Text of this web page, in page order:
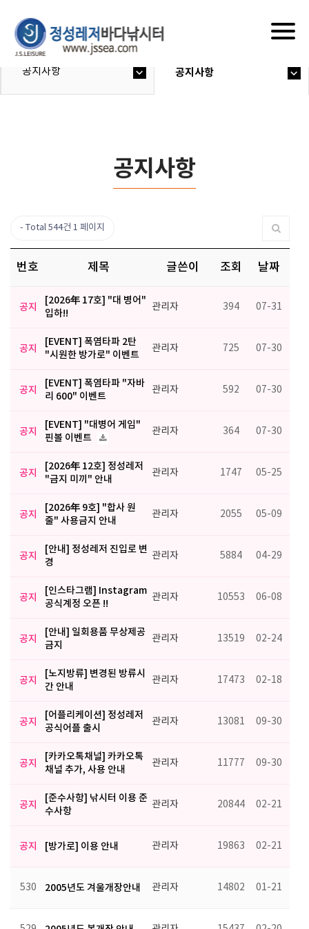
공지사항 공지사항
공지사항
Total 544건 1 페이지
번호 제목 글쓴이 조회 날짜
공지
[2026年 17호] "대 병어"
입하!!
관리자 394 07-31
공지
[EVENT] 폭염타파 2탄
"시원한 방가로" 이벤트
관리자 725 07-30
공지
[EVENT] 폭염타파 "자바
리 600" 이벤트
관리자 592 07-30
공지
[EVENT] "대병어 게임"
핀볼 이벤트
관리자 364 07-30
공지
[2026年 12호] 정성레저
"금지 미끼" 안내
관리자 1747 05-25
공지
[2026年 9호] "합사 원
줄" 사용금지 안내
관리자 2055 05-09
공지
[안내] 정성레저 진입로 변
경
관리자 5884 04-29
공지
[인스타그램] Instagram
공식계정 오픈 !!
관리자 10553 06-08
공지
[안내] 일회용품 무상제공
금지
관리자 13519 02-24
공지
[노지방류] 변경된 방류시
간 안내
관리자 17473 02-18
공지
[어플리케이션] 정성레저
공식어플 출시
관리자 13081 09-30
공지
[카카오톡채널] 카카오톡
채널 추가, 사용 안내
관리자 11777 09-30
공지
[준수사항] 낚시터 이용 준
수사항
관리자 20844 02-21
공지 [방가로] 이용 안내 관리자 19863 02-21
530 2005년도 겨울개장안내 관리자 14802 01-21